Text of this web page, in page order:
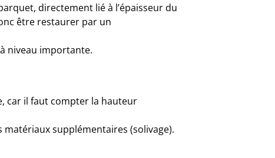
directement lié à l’épaisseur du
être restaurer par un
niveau importante.
car il faut compter la hauteur
supplémentaires (solivage).